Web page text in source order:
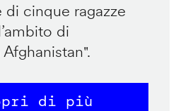
di cinque ragazze
di
di più